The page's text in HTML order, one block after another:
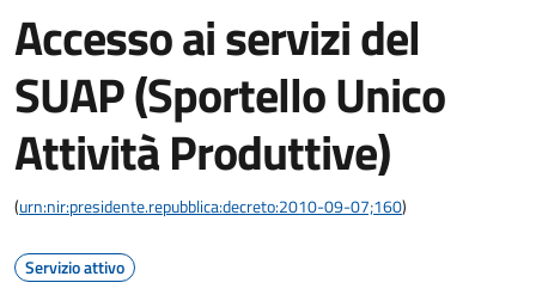
Accesso ai servizi del
SUAP (Sportello Unico
Attività Produttive)
(urn:nir:presidente.repubblica:decreto:2010-09-07;160)
Servizio attivo